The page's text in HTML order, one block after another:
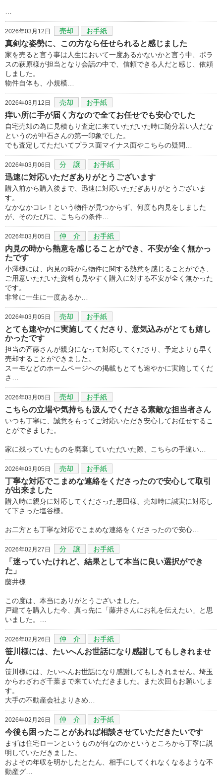
2026年03月12日 売却 お手紙
真剣な姿勢に、この方なら任せられると感じました
家を売ると言う事は人生において一度あるかないかと言う中、ポラ
スの萩原様が担当となり会話の中で、信頼できる人だと感じ、依頼
しました。
物件自体も、小規模…
2026年03月12日 売却 お手紙
痒い所に手が届く方なので全てお任せでも安心でした
自宅売却の為に見積もり査定に来ていただいた時に随分若い人だな
というのが中石さんの第一印象でした。
でも査定してただいてプラス面マイナス面やこちらの疑問…
2026年03月06日 分 譲 お手紙
迅速に対応いただぎありがとうございます
購入前から購入後まで、迅速に対応いただぎありがとうございま
す。
なかなかコレ！という物件が見つからず、何度も内見をしました
が、そのたびに、こちらの条件…
2026年03月05日 仲 介 お手紙
内見の時から熱意を感じることができ、不安が全く無かっ
たです
小澤様には、内見の時から物件に関する熱意を感じることができ、
ご用意いただいた資料も見やすく購入に対する不安が全く無かった
です。
非常に一生に一度あるか…
2026年03月05日 売却 お手紙
とても速やかに実施してくださり、意気込みがとても嬉し
かったです
担当の斉藤さんが親身になって対応してくださり、予定よりも早く
売却することができました。
スーモなどのホームページへの掲載もとても速やかに実施してくだ
さ…
2026年03月05日 売却 お手紙
こちらの立場や気持ちも汲んでくださる素敵な担当者さん
いつも丁寧に、誠意をもってご対応いただき安心してお任せするこ
とができました。
家に残っていたものを廃棄していただいた際、こちらの手違い…
2026年03月05日 売却 お手紙
丁寧な対応でこまめな連絡をくださったので安心して取引
が出来ました
購入時に親身に対応してくださった恩田様、売却時に誠実に対応し
て下さった塩谷様。
お二方とも丁寧な対応でこまめな連絡をくださったので安心…
2026年02月27日 分 譲 お手紙
「迷っていたけれど、結果として本当に良い選択ができ
た」
藤井様
この度は、本当にありがとうございました。
戸建てを購入した今、真っ先に「藤井さんにお礼を伝えたい」と思
いました。…
2026年02月26日 仲 介 お手紙
笹川様には、たいへんお世話になり感謝してもしきれませ
ん
笹川様には、たいへんお世話になり感謝してもしきれません。埼玉
からわざわざ千葉まで来ていただきました。また次回もお願いしま
す。
大手の不動産会社よりきめ…
2026年02月26日 仲 介 お手紙
今後も困ったことがあれば相談させていただきたいです
まずは住宅ローンというものが何なのかというところから丁寧に説
明していただきました。
およその年収を明かしたとたん、相手にしてくれなくなるような不
動産グ…